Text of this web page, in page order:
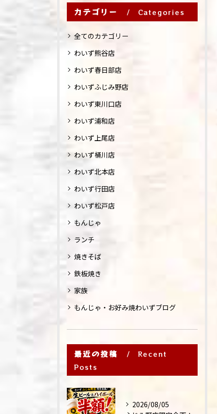
カテゴリー Categories
全てのカテゴリー
わいず熊谷店
わいず春日部店
わいずふじみ野店
わいず東川口店
わいず浦和店
わいず上尾店
わいず桶川店
わいず北本店
わいず行田店
わいず松戸店
もんじゃ
ランチ
焼きそば
鉄板焼き
家族
もんじゃ・お好み焼わいずブログ
最近の投稿
Recent
Posts
2026/08/05